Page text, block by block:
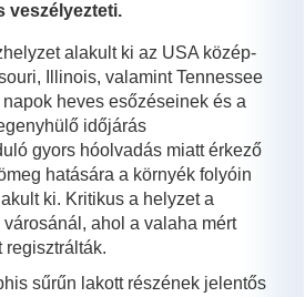
veszélyezteti.
alakult ki az USA közép-
Illinois, valamint Tennessee
heves esőzéseinek és a
időjárás
gyors hóolvadás miatt érkező
hatására a környék folyóin
ki. Kritikus a helyzet a
ahol a valaha mért
regisztrálták.
sűrűn lakott részének jelentős